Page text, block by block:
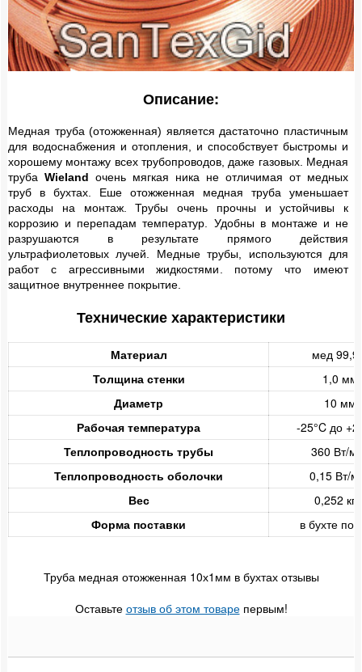
Конвекторы
Сантехнические аксессуары
Инсталляционные системы и принадлежности
Расходные материалы
Описание:
Медная труба (отожженная) является дастаточно пластичным
для водоснабжения и отопления, и способствует быстромы и
хорошему монтажу всех трубопроводов, даже газовых. Медная
труба Wieland очень мягкая ника не отличимая от медных
труб в бухтах. Еше отожженная медная труба уменьшает
расходы на монтаж. Трубы очень прочны и устойчивы к
коррозию и перепадам температур. Удобны в монтаже и не
разрушаются в результате прямого действия
ультрафиолетовых лучей. Медные трубы, используются для
работ с агрессивными жидкостями. потому что имеют
защитное внутреннее покрытие.
Технические характеристики
Материал
мед
Толщина стенки
1,0 мм
Диаметр
10 мм
Рабочая температура
-25°C до
Теплопроводность трубы
360 Вт/
Теплопроводность оболочки
0,15 Вт/
Вес
0,252
Форма поставки
в бухте по
Труба медная отожженная 10х1мм в бухтах отзывы
Оставьте отзыв об этом товарепервым!